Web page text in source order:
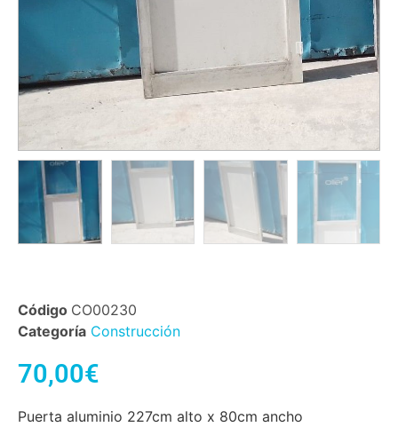
Código CO00230
Categoría Construcción
70,00€
Puerta aluminio 227cm alto x 80cm ancho